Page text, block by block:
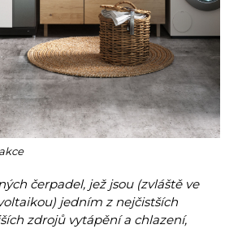
čerpadel, jež jsou (zvláště ve
jedním z nejčistších
zdrojů vytápění a chlazení,